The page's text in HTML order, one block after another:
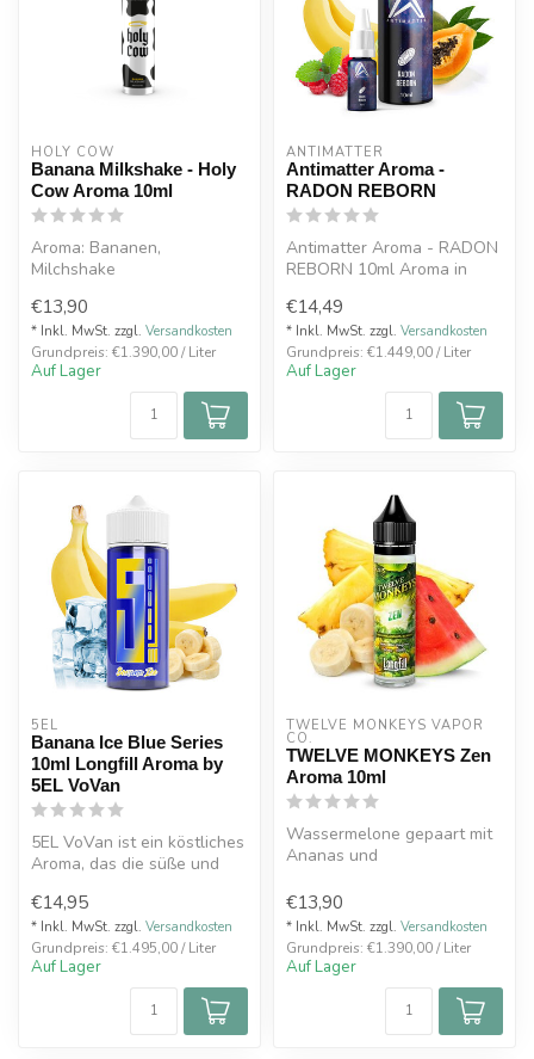
HOLY COW
Banana Milkshake - Holy
Cow Aroma 10ml
Aroma: Bananen,
Milchshake
Flasche
Dosierempfehlung...
€13,90
* Inkl. MwSt. zzgl. Versandkosten
Grundpreis: €1.390,00 / Liter
Auf Lager
ANTIMATTER
Antimatter Aroma -
RADON REBORN
Antimatter Aroma - RADON
REBORN 10ml Aroma in
Exotisc...
€14,49
* Inkl. MwSt. zzgl. Versandkosten
Grundpreis: €1.449,00 / Liter
Auf Lager
5EL
Banana Ice Blue Series
10ml Longfill Aroma by
5EL VoVan
5EL VoVan ist ein köstliches
Aroma, das die süße und
Bananen...
€14,95
* Inkl. MwSt. zzgl. Versandkosten
Grundpreis: €1.495,00 / Liter
Auf Lager
TWELVE MONKEYS VAPOR
CO.
TWELVE MONKEYS Zen
Aroma 10ml
Wassermelone gepaart mit
Ananas und
Zen Aroma 10ml
€13,90
* Inkl. MwSt. zzgl. Versandkosten
Grundpreis: €1.390,00 / Liter
Auf Lager